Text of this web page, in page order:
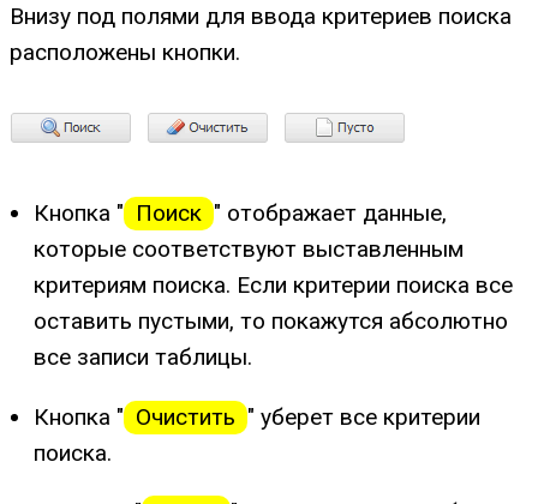
Внизу под полями для ввода критериев поиска
расположены кнопки.
Кнопка " Поиск " отображает данные,
которые соответствуют выставленным
критериям поиска. Если критерии поиска все
оставить пустыми, то покажутся абсолютно
все записи таблицы.
Кнопка " Очистить " уберет все критерии
поиска.